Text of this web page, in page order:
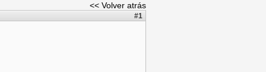
<< Volver atrás
#1